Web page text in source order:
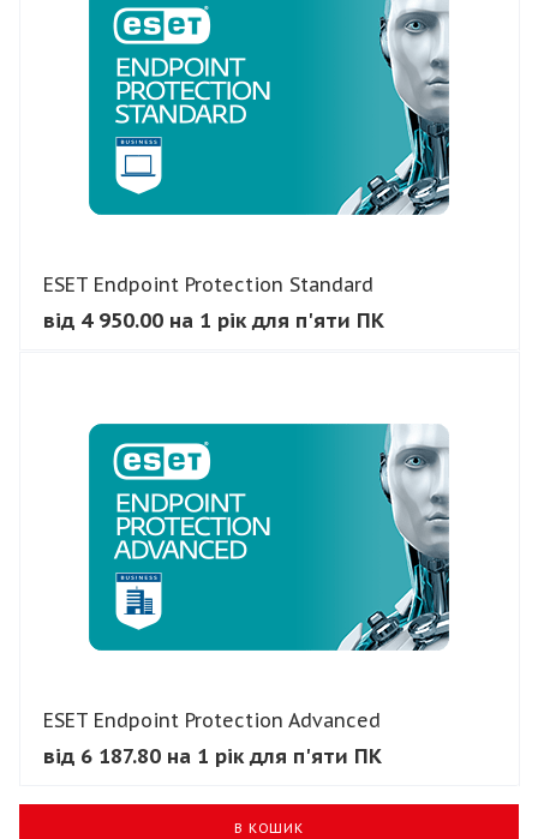
ESET Endpoint Protection Standard
від 4 950.00 на 1 рік для п'яти ПК
ESET Endpoint Protection Advanced
від 6 187.80 на 1 рік для п'яти ПК
В КОШИК